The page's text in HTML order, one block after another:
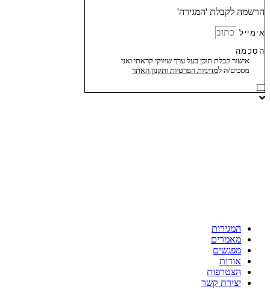
הרשמה לקבלת 'המגירה'
אימייל
הסכמה
אישור קבלת תוכן בעל ערך שיווקי קראתי ואני
מסכים/ה למדיניות הפרטיות ותקנון האתר
המגירות
מאמרים
מפגשים
אודות
הצטרפות
יצירת קשר